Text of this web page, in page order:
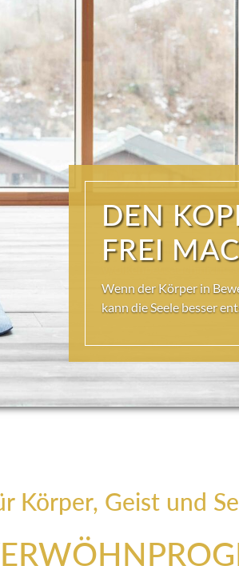
ÜBER DEN
Schöner als im SKY SPA
so viel Himmel wird das
leicht und die Seele weit.
Körper, Geist und